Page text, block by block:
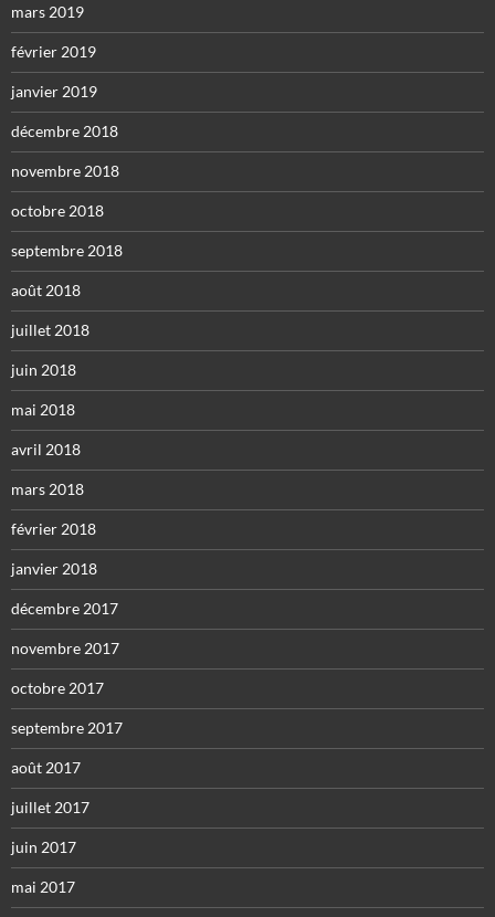
mars 2019
février 2019
janvier 2019
décembre 2018
novembre 2018
octobre 2018
septembre 2018
août 2018
juillet 2018
juin 2018
mai 2018
avril 2018
mars 2018
février 2018
janvier 2018
décembre 2017
novembre 2017
octobre 2017
septembre 2017
août 2017
juillet 2017
juin 2017
mai 2017